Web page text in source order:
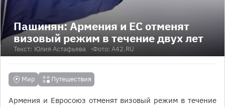
Пашинян: Армения и ЕС отменят
визовый режим в течение двух лет
Текст: Юлия Астафьева Фото: A42.RU
Мир Путешествия
Армения и Евросоюз отменят визовый режим в течение